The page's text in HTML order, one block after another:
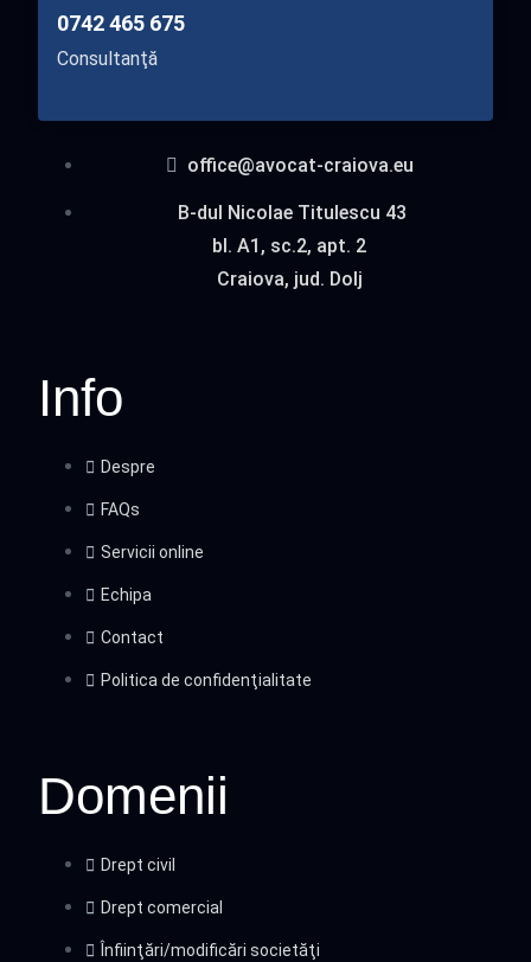
Domenii
Drept civil
Drept comercial
Înfiinţări/modificări societăţi
Info
Despre
FAQs
Servicii online
Echipa
Contact
Politica de confidenţialitate
0742 465 675
Consultanţă
office@avocat-craiova.eu
B-dul Nicolae Titulescu 43
bl. A1, sc.2, apt. 2
Craiova, jud. Dolj